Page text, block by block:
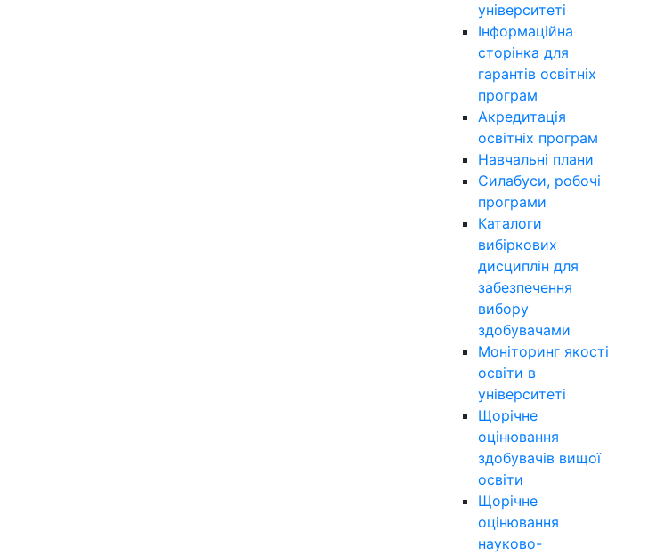
університеті
Інформаційна
сторінка для
гарантів освітніх
програм
Акредитація
освітніх програм
Навчальні плани
Силабуси, робочі
програми
Каталоги
вибіркових
дисциплін для
забезпечення
вибору
здобувачами
Моніторинг якості
освіти в
університеті
Щорічне
оцінювання
здобувачів вищої
освіти
Щорічне
оцінювання
науково-